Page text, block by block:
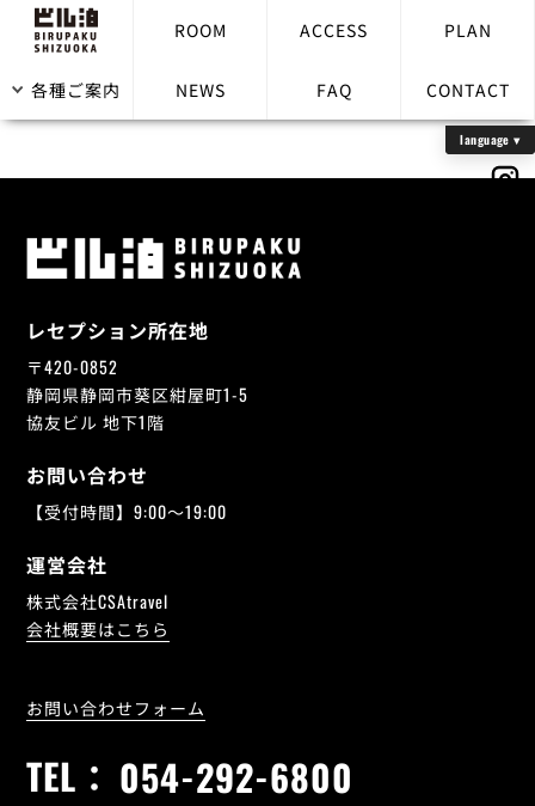
ROOM ACCESS PLAN
各種ご案内 NEWS FAQ CONTACT
レセプション所在地
〒420-0852
静岡県静岡市葵区紺屋町1-5
協友ビル 地下1階
お問い合わせ
【受付時間】9:00～19:00
運営会社
株式会社CSAtravel
会社概要はこちら
お問い合わせフォーム
TEL： 054-292-6800